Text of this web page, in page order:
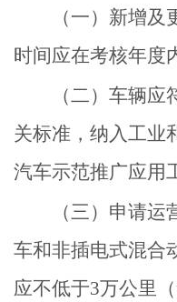
（一）新增
时间应在考核年
（二）车辆
关标准，纳入工业
汽车示范推广应
（三）申请
车和非插电式混合
应不低于3万公里（